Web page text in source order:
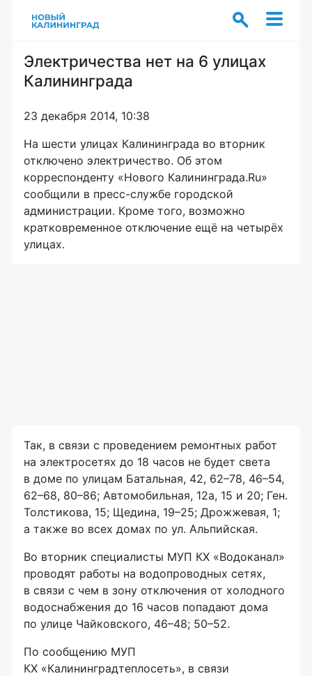
Электричества нет на 6 улицах
Калининграда
23 декабря 2014, 10:38
На шести улицах Калининграда во вторник
отключено электричество. Об этом
корреспонденту «Нового Калининграда.Ru»
сообщили в пресс-службе городской
администрации. Кроме того, возможно
кратковременное отключение ещё на четырёх
улицах.
Так, в связи с проведением ремонтных работ
на электросетях до 18 часов не будет света
в доме по улицам Батальная, 42, 62–78, 46–54,
62–68, 80–86; Автомобильная, 12а, 15 и 20; Ген.
Толстикова, 15; Щедина, 19–25; Дрожжевая, 1;
а также во всех домах по ул. Альпийская.
Во вторник специалисты МУП КХ «Водоканал»
проводят работы на водопроводных сетях,
в связи с чем в зону отключения от холодного
водоснабжения до 16 часов попадают дома
по улице Чайковского, 46–48; 50–52.
По сообщению МУП
КХ «Калининградтеплосеть», в связи